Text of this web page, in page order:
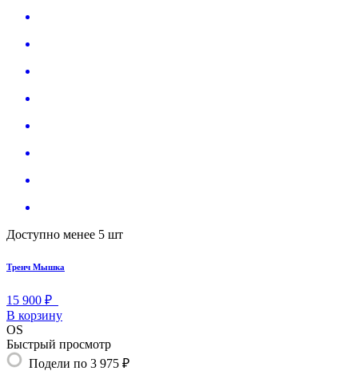
Доступно менее 5 шт
Тренч Мышка
15 900 ₽
В корзину
OS
Быстрый просмотр
Подели по 3 975 ₽